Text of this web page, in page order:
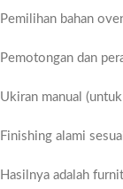
Pemilihan bahan
Pemotongan dan
Ukiran manual
Finishing alami
Hasilnya adalah